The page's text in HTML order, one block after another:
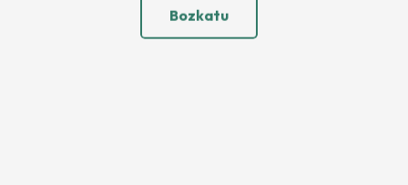
Bozkatu